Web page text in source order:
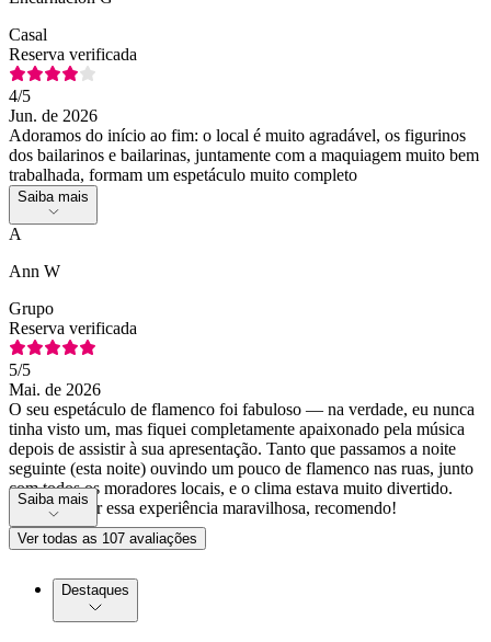
Casal
Reserva verificada
4/5
Jun. de 2026
Adoramos do início ao fim: o local é muito agradável, os figurinos
dos bailarinos e bailarinas, juntamente com a maquiagem muito bem
trabalhada, formam um espetáculo muito completo
Saiba mais
A
Ann W
Grupo
Reserva verificada
5/5
Mai. de 2026
O seu espetáculo de flamenco foi fabuloso — na verdade, eu nunca
tinha visto um, mas fiquei completamente apaixonado pela música
depois de assistir à sua apresentação. Tanto que passamos a noite
seguinte (esta noite) ouvindo um pouco de flamenco nas ruas, junto
com todos os moradores locais, e o clima estava muito divertido.
Obrigado por essa experiência maravilhosa, recomendo!
Saiba mais
Ver todas as 107 avaliações
Destaques